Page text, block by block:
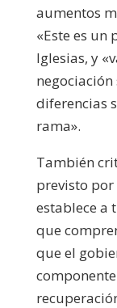
aumentos
«Este es un
Iglesias, y
diferencias
rama».
También
previsto por
establece a
que
que el